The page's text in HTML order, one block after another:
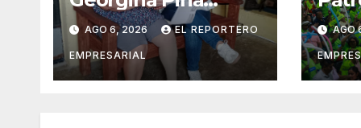
fortalece la
movilidad de
adultos mayores
con la entrega de
AGO 6, 2026 EL REPORTERO
EMPRESARIAL
AGO